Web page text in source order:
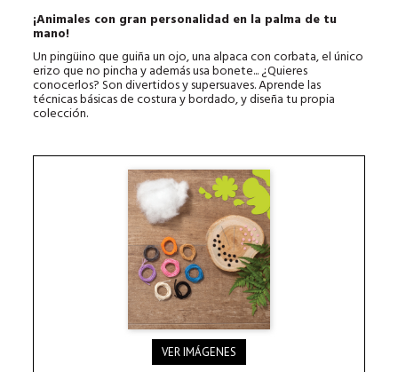
¡Animales con gran personalidad en la palma de tu
mano!
Un pingüino que guiña un ojo, una alpaca con corbata, el único
erizo que no pincha y además usa bonete... ¿Quieres
conocerlos? Son divertidos y supersuaves. Aprende las
técnicas básicas de costura y bordado, y diseña tu propia
colección.
VER IMÁGENES